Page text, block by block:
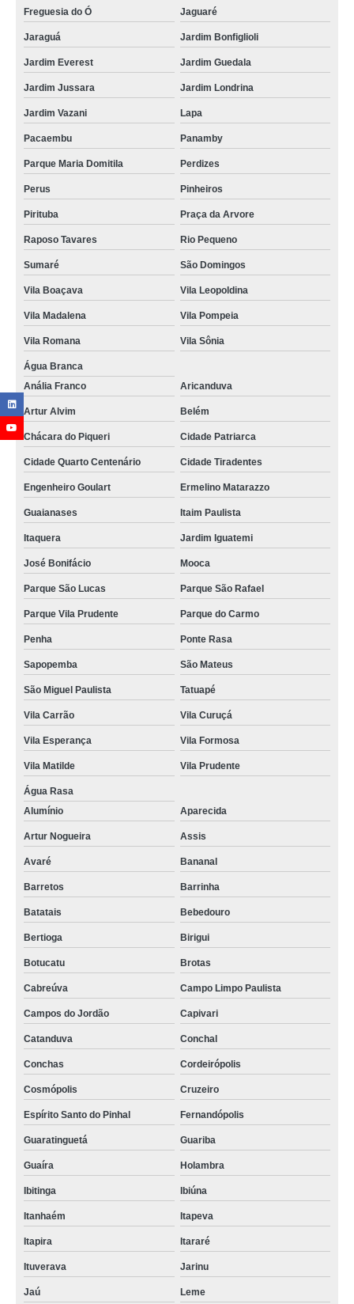
Freguesia do Ó Jaguaré
Jaraguá Jardim Bonfiglioli
Jardim Everest Jardim Guedala
Jardim Jussara Jardim Londrina
Jardim Vazani Lapa
Pacaembu Panamby
Parque Maria Domitila Perdizes
Perus Pinheiros
Pirituba Praça da Arvore
Raposo Tavares Rio Pequeno
Sumaré São Domingos
Vila Boaçava Vila Leopoldina
Vila Madalena Vila Pompeia
Vila Romana Vila Sônia
Água Branca
Anália Franco
Aricanduva
Artur Alvim Belém
Chácara do Piqueri Cidade Patriarca
Cidade Quarto Centenário Cidade Tiradentes
Engenheiro Goulart Ermelino Matarazzo
Guaianases Itaim Paulista
Itaquera Jardim Iguatemi
José Bonifácio Mooca
Parque São Lucas Parque São Rafael
Parque Vila Prudente Parque do Carmo
Penha Ponte Rasa
Sapopemba São Mateus
São Miguel Paulista Tatuapé
Vila Carrão Vila Curuçá
Vila Esperança Vila Formosa
Vila Matilde Vila Prudente
Água Rasa
Alumínio
Aparecida
Artur Nogueira Assis
Avaré Bananal
Barretos Barrinha
Batatais Bebedouro
Bertioga Birigui
Botucatu Brotas
Cabreúva Campo Limpo Paulista
Campos do Jordão Capivari
Catanduva Conchal
Conchas Cordeirópolis
Cosmópolis Cruzeiro
Espírito Santo do Pinhal Fernandópolis
Guaratinguetá Guariba
Guaíra Holambra
Ibitinga Ibiúna
Itanhaém Itapeva
Itapira Itararé
Ituverava Jarinu
Jaú Leme